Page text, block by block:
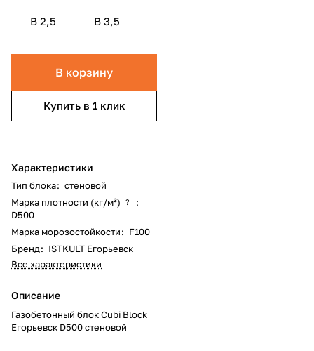
B 2,5 B 3,5
В корзину
Купить в 1 клик
Характеристики
Тип блока: стеновой
Марка плотности (кг/м³)
?
:
D500
Марка морозостойкости: F100
Бренд: ISTKULT Егорьевск
Все характеристики
Описание
Газобетонный блок Cubi Block
Егорьевск D500 стеновой